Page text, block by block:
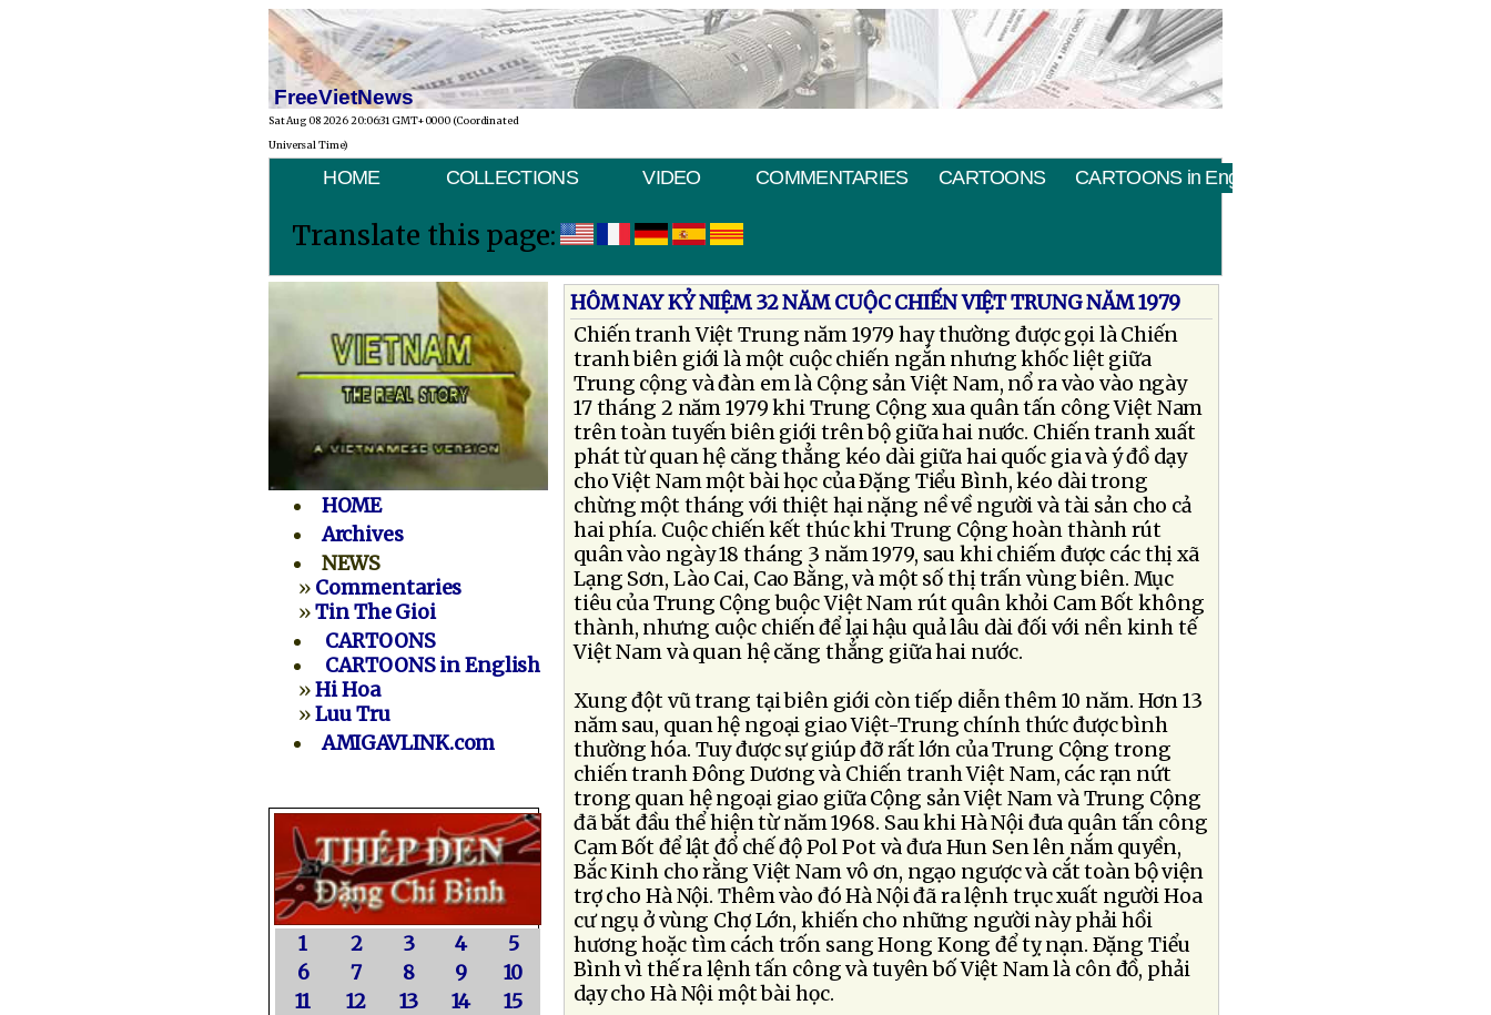
FreeVietNews
Sat Aug 08 2026 20:06:31 GMT+0000 (Coordinated
Universal Time)
HOME COLLECTIONS VIDEO COMMENTARIES CARTOONS CARTOONS in English
Translate this page:
HOME
Archives
NEWS
» Commentaries
»Tin The Gioi
CARTOONS
CARTOONS in English
»Hi Hoa
»Luu Tru
AMIGAVLINK.com
1 2 3 4
5
6
7 8 9
10
11
12 13 14
15
HÔM NAY KỶ NIỆM 32 NĂM CUỘC CHIẾN VIỆT TRUNG NĂM 1979
Chiến tranh Việt Trung năm 1979 hay thường được gọi là Chiến
tranh biên giới là một cuộc chiến ngắn nhưng khốc liệt giữa
Trung cộng và đàn em là Cộng sản Việt Nam, nổ ra vào vào ngày
17 tháng 2 năm 1979 khi Trung Cộng xua quân tấn công Việt Nam
trên toàn tuyến biên giới trên bộ giữa hai nước. Chiến tranh xuất
phát từ quan hệ căng thẳng kéo dài giữa hai quốc gia và ý đồ dạy
cho Việt Nam một bài học của Ðặng Tiểu Bình, kéo dài trong
chừng một tháng với thiệt hại nặng nề về người và tài sản cho cả
hai phía. Cuộc chiến kết thúc khi Trung Cộng hoàn thành rút
quân vào ngày 18 tháng 3 năm 1979, sau khi chiếm được các thị xã
Lạng Sơn, Lào Cai, Cao Bằng, và một số thị trấn vùng biên. Mục
tiêu của Trung Cộng buộc Việt Nam rút quân khỏi Cam Bốt không
thành, nhưng cuộc chiến để lại hậu quả lâu dài đối với nền kinh tế
Việt Nam và quan hệ căng thẳng giữa hai nước.
Xung đột vũ trang tại biên giới còn tiếp diễn thêm 10 năm. Hơn 13
năm sau, quan hệ ngoại giao Việt-Trung chính thức được bình
thường hóa. Tuy được sự giúp đỡ rất lớn của Trung Cộng trong
chiến tranh Ðông Dương và Chiến tranh Việt Nam, các rạn nứt
trong quan hệ ngoại giao giữa Cộng sản Việt Nam và Trung Cộng
đã bắt đầu thể hiện từ năm 1968. Sau khi Hà Nội đưa quân tấn công
Cam Bốt để lật đổ chế độ Pol Pot và đưa Hun Sen lên nắm quyền,
Bắc Kinh cho rằng Việt Nam vô ơn, ngạo ngược và cắt toàn bộ viện
trợ cho Hà Nội. Thêm vào đó Hà Nội đã ra lệnh trục xuất người Hoa
cư ngụ ở vùng Chợ Lớn, khiến cho những người này phải hồi
hương hoặc tìm cách trốn sang Hong Kong để tỵ nạn. Ðặng Tiểu
Bình vì thế ra lệnh tấn công và tuyên bố Việt Nam là côn đồ, phải
dạy cho Hà Nội một bài học.